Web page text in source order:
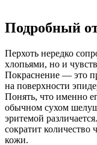
Подробный
Перхоть нередко
хлопьями, но и
Покраснение — это
на поверхности
Понять, что именно
обычном сухом
эритемой
сократит
кожи.